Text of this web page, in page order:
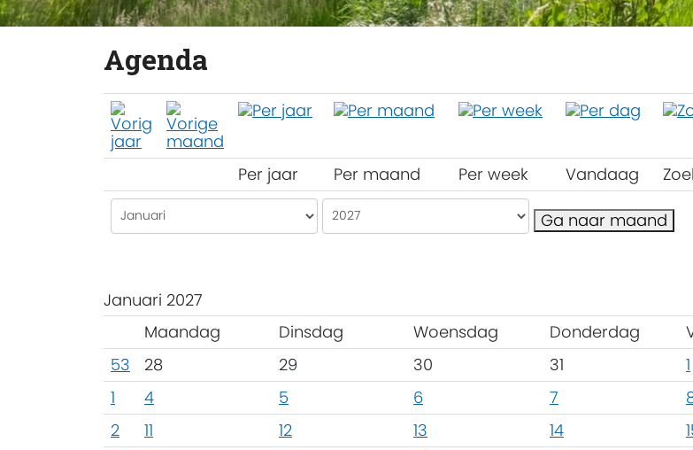
Agenda
Per jaar Per maand Per week Vandaag
Ga naar maand
Januari 2027
Maandag
Dinsdag Woensdag Donderdag
53
28 29 30 31 1
1
4 5 6 7
2
11 12 13 14